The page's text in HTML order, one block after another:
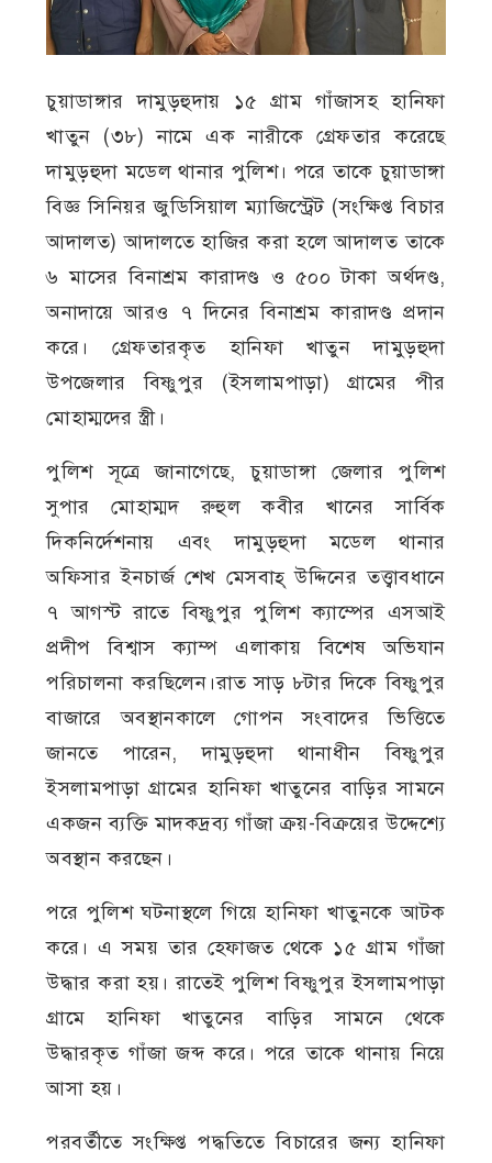
চুয়াডাঙ্গার দামুড়হুদায় ১৫ গ্রাম গাঁজাসহ হানিফা
খাতুন (৩৮) নামে এক নারীকে গ্রেফতার করেছে
দামুড়হুদা মডেল থানার পুলিশ। পরে তাকে চুয়াডাঙ্গা
বিজ্ঞ সিনিয়র জুডিসিয়াল ম্যাজিস্ট্রেট (সংক্ষিপ্ত বিচার
আদালত) আদালতে হাজির করা হলে আদালত তাকে
৬ মাসের বিনাশ্রম কারাদণ্ড ও ৫০০ টাকা অর্থদণ্ড,
অনাদায়ে আরও ৭ দিনের বিনাশ্রম কারাদণ্ড প্রদান
করে। গ্রেফতারকৃত হানিফা খাতুন দামুড়হুদা
উপজেলার বিষ্ণুপুর (ইসলামপাড়া) গ্রামের পীর
মোহাম্মদের স্ত্রী।
পুলিশ সূত্রে জানাগেছে, চুয়াডাঙ্গা জেলার পুলিশ
সুপার মোহাম্মদ রুহুল কবীর খানের সার্বিক
দিকনির্দেশনায় এবং দামুড়হুদা মডেল থানার
অফিসার ইনচার্জ শেখ মেসবাহ্ উদ্দিনের তত্ত্বাবধানে
৭ আগস্ট রাতে বিষ্ণুপুর পুলিশ ক্যাম্পের এসআই
প্রদীপ বিশ্বাস ক্যাম্প এলাকায় বিশেষ অভিযান
পরিচালনা করছিলেন।রাত সাড় ৮টার দিকে বিষ্ণুপুর
বাজারে অবস্থানকালে গোপন সংবাদের ভিত্তিতে
জানতে পারেন, দামুড়হুদা থানাধীন বিষ্ণুপুর
ইসলামপাড়া গ্রামের হানিফা খাতুনের বাড়ির সামনে
একজন ব্যক্তি মাদকদ্রব্য গাঁজা ক্রয়-বিক্রয়ের উদ্দেশ্যে
অবস্থান করছেন।
পরে পুলিশ ঘটনাস্থলে গিয়ে হানিফা খাতুনকে আটক
করে। এ সময় তার হেফাজত থেকে ১৫ গ্রাম গাঁজা
উদ্ধার করা হয়। রাতেই পুলিশ বিষ্ণুপুর ইসলামপাড়া
গ্রামে হানিফা খাতুনের বাড়ির সামনে থেকে
উদ্ধারকৃত গাঁজা জব্দ করে। পরে তাকে থানায় নিয়ে
আসা হয়।
পরবর্তীতে সংক্ষিপ্ত পদ্ধতিতে বিচারের জন্য হানিফা